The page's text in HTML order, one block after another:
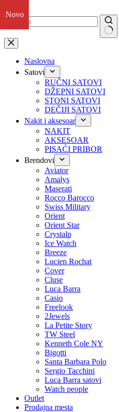
na
No
results
Naslovna
Satovi
RUČNI SATOVI
DŽEPNI SATOVI
STONI SATOVI
DEČIJI SATOVI
Nakit i aksesoar
NAKIT
AKSESOAR
PISAĆI PRIBOR
Brendovi
Aviator
Amalys
Maserati
Rocco Barocco
Swiss Military
Orient
Orient Star
Crystalp
Ice Watch
Breeze
Lucien Rochat
Cover
Cluse
Luca Barra
Casio
Freelook
2Jewels
La Petite Story
TW Steel
Kenneth Cole NY
Bigotti
Santa Barbara Polo
Sergio Tacchini
Luca Barra satovi
Watch people
Outlet
Prodajna mesta
Novo
Novo
Novo
Novo